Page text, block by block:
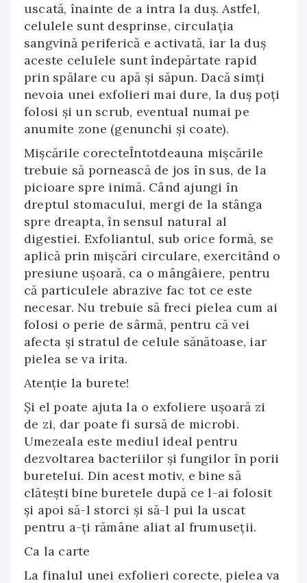
uscată, înainte de a intra la duş. Astfel,
celulele sunt desprinse, circulaţia
sangvină periferică e activată, iar la duş
aceste celulele sunt îndepărtate rapid
prin spălare cu apă şi săpun. Dacă simţi
nevoia unei exfolieri mai dure, la duş poţi
folosi şi un scrub, eventual numai pe
anumite zone (genunchi şi coate).
Mişcările corecteÎntotdeauna mişcările
trebuie să pornească de jos în sus, de la
picioare spre inimă. Când ajungi în
dreptul stomacului, mergi de la stânga
spre dreapta, în sensul natural al
digestiei. Exfoliantul, sub orice formă, se
aplică prin mişcări circulare, exercitând o
presiune uşoară, ca o mângâiere, pentru
că particulele abrazive fac tot ce este
necesar. Nu trebuie să freci pielea cum ai
folosi o perie de sârmă, pentru că vei
afecta şi stratul de celule sănătoase, iar
pielea se va irita.
Atenţie la burete!
Şi el poate ajuta la o exfoliere uşoară zi
de zi, dar poate fi sursă de microbi.
Umezeala este mediul ideal pentru
dezvoltarea bacteriilor şi fungilor în porii
buretelui. Din acest motiv, e bine să
clăteşti bine buretele după ce l-ai folosit
şi apoi să-l storci şi să-l pui la uscat
pentru a-ţi rămâne aliat al frumuseţii.
Ca la carte
La finalul unei exfolieri corecte, pielea va